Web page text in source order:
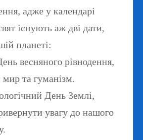
адже у календарі
існують аж дві дати,
планеті:
весняного рівнодення,
та гуманізм.
День Землі,
увагу до нашого